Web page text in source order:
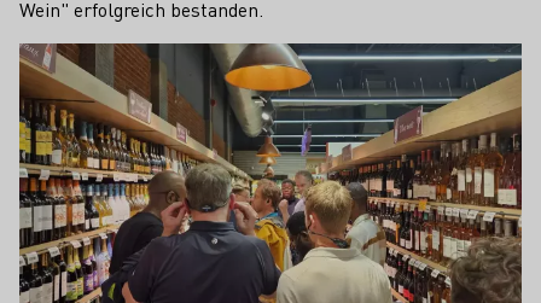
Wein" erfolgreich bestanden.
Mehr erfahren